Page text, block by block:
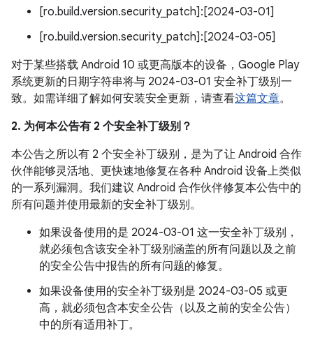
[ro.build.version.security_patch]:[2024-03-01]
[ro.build.version.security_patch]:[2024-03-05]
对于某些搭载 Android 10 或更高版本的设备，Google Play
系统更新的日期字符串将与 2024-03-01 安全补丁级别一
致。如需详细了解如何安装安全更新，请查看这篇文章。
2. 为何本公告有 2 个安全补丁级别？
本公告之所以有 2 个安全补丁级别，是为了让 Android 合作
伙伴能够灵活地、更快速地修复在各种 Android 设备上类似
的一系列漏洞。我们建议 Android 合作伙伴修复本公告中的
所有问题并使用最新的安全补丁级别。
如果设备使用的是 2024-03-01 这一安全补丁级别，
就必须包含该安全补丁级别涵盖的所有问题以及之前
的安全公告中报告的所有问题的修复。
如果设备使用的安全补丁级别是 2024-03-05 或更
高，就必须包含本安全公告（以及之前的安全公告）
中的所有适用补丁。